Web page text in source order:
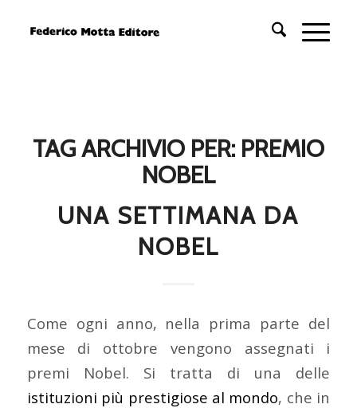
TAG ARCHIVIO PER: PREMIO
NOBEL
UNA SETTIMANA DA
NOBEL
Come ogni anno, nella prima parte del
mese di ottobre vengono assegnati i
premi Nobel. Si tratta di una delle
istituzioni più prestigiose al mondo, che in